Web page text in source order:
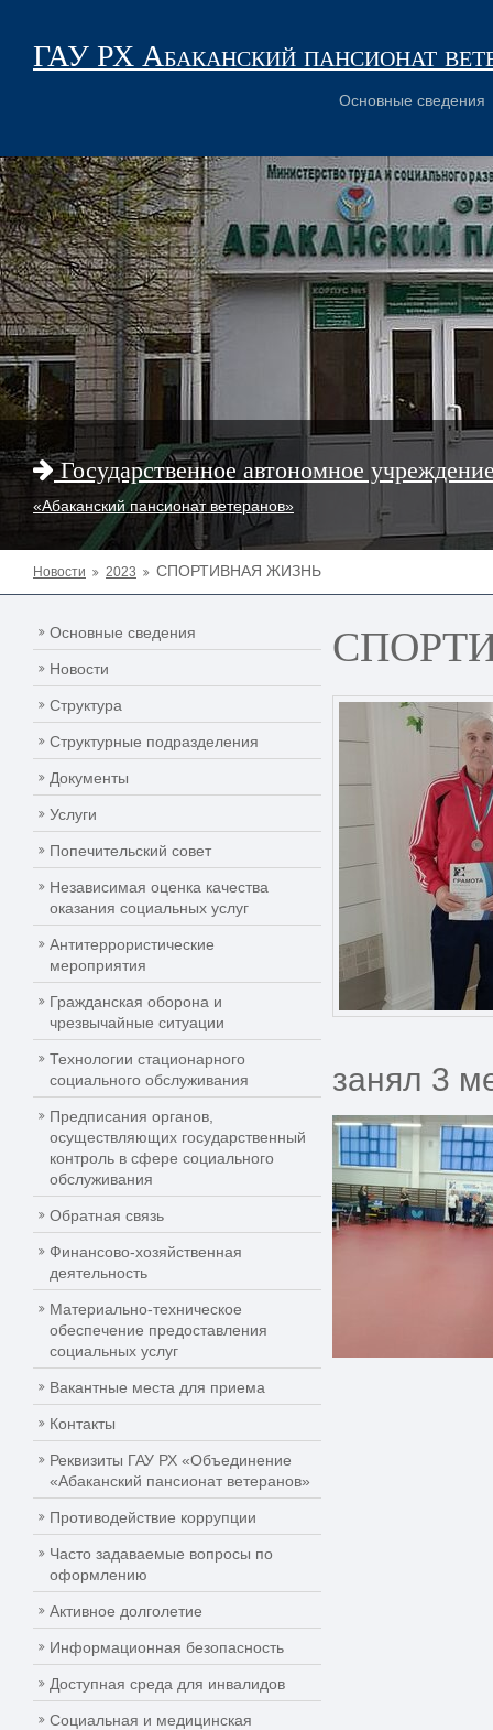
ГАУ РХ Абаканский пансионат
Основные сведения
Государственное автономное
«Абаканский пансионат ветеранов»
Новости 2023 СПОРТИВНАЯ ЖИЗНЬ
Основные сведения
Новости
Структура
Структурные подразделения
Документы
Услуги
Попечительский совет
Независимая оценка качества
оказания социальных услуг
Антитеррористические
мероприятия
Гражданская оборона и
чрезвычайные ситуации
Технологии стационарного
социального обслуживания
Предписания органов,
осуществляющих государственный
контроль в сфере социального
обслуживания
Обратная связь
Финансово-хозяйственная
деятельность
Материально-техническое
обеспечение предоставления
социальных услуг
Вакантные места для приема
Контакты
Реквизиты ГАУ РХ «Объединение
«Абаканский пансионат ветеранов»
Противодействие коррупции
Часто задаваемые вопросы по
оформлению
Активное долголетие
Информационная безопасность
Доступная среда для инвалидов
Социальная и медицинская
занял 3